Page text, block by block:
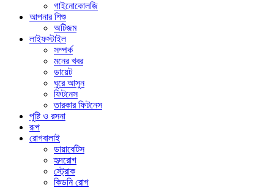
গাইনোকোলজি
আপনার শিশু
অটিজম
লাইফস্টাইল
সম্পর্ক
মনের খবর
ডায়েট
ঘুরে আসুন
ফিটনেস
তারকার ফিটনেস
পুষ্টি ও রসনা
রূপ
রোগবালাই
ডায়াবেটিস
হৃদরোগ
স্ট্রোক
কিডনি রোগ